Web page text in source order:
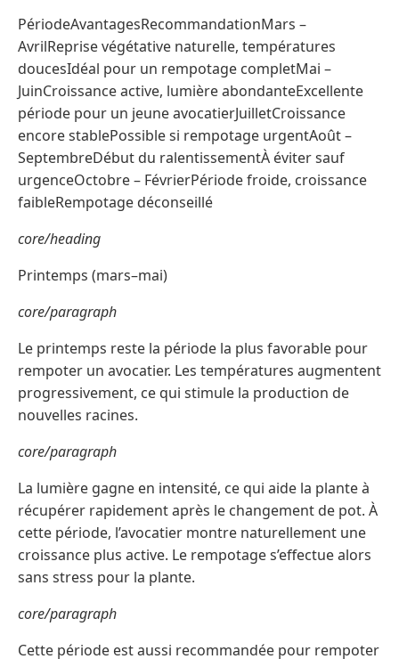
PériodeAvantagesRecommandationMars –
AvrilReprise végétative naturelle, températures
doucesIdéal pour un rempotage completMai –
JuinCroissance active, lumière abondanteExcellente
période pour un jeune avocatierJuilletCroissance
encore stablePossible si rempotage urgentAoût –
SeptembreDébut du ralentissementÀ éviter sauf
urgenceOctobre – FévrierPériode froide, croissance
faibleRempotage déconseillé
core/heading
Printemps (mars–mai)
core/paragraph
Le printemps reste la période la plus favorable pour
rempoter un avocatier. Les températures augmentent
progressivement, ce qui stimule la production de
nouvelles racines.
core/paragraph
La lumière gagne en intensité, ce qui aide la plante à
récupérer rapidement après le changement de pot. À
cette période, l’avocatier montre naturellement une
croissance plus active. Le rempotage s’effectue alors
sans stress pour la plante.
core/paragraph
Cette période est aussi recommandée pour rempoter